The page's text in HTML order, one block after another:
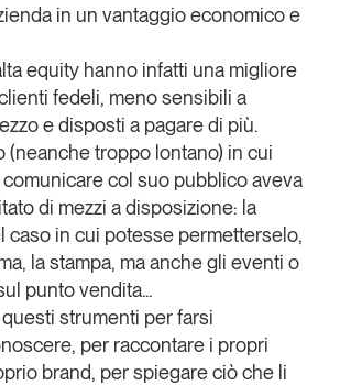
nella tua email
in un vantaggio economico e
equity hanno infatti una migliore
fedeli, meno sensibili a
e disposti a pagare di più.
(neanche troppo lontano) in cui
comunicare col suo pubblico aveva
di mezzi a disposizione: la
caso in cui potesse permetterselo,
la stampa, ma anche gli eventi o
punto vendita...
strumenti per farsi
per raccontare i propri
brand, per spiegare ciò che li